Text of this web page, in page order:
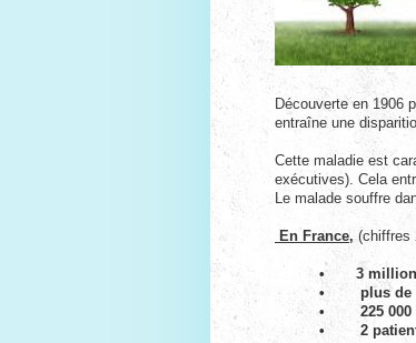
Découverte en 1906
entraîne une
Cette maladie est
exécutives). Cela
Le malade souffre
En France, (chiffres
• 3 millions
• plus de
• 225 000
• 2